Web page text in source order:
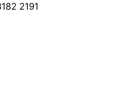
2191